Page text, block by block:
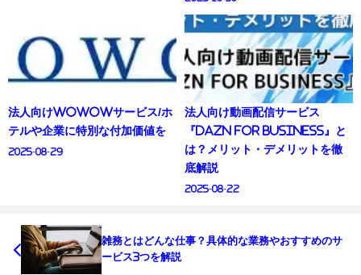
法人向けWOWOWサービス/ホ
テルや企業に特別な付加価値を
2025-08-29
法人向け動画配信サービス
『DAZN FOR BUSINESS』と
は？メリット・デメリットを徹
底解説
2025-08-22
雑務とはどんな仕事？具体的な業務やおすすめのサ
ービス3つを解説